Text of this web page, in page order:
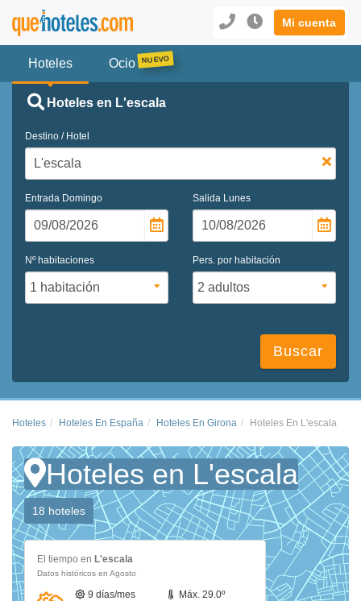
Mi cuenta
Hoteles Ocio
Hoteles en L'escala
Destino / Hotel
Entrada Domingo Salida Lunes
Nº habitaciones Pers. por habitación
Buscar
Hoteles Hoteles En España Hoteles En Girona Hoteles En L'escala
Hoteles en L'escala
18 hoteles
El tiempo en L'escala
Datos históricos en Agosto
9 días/mes
Máx. 29.0º